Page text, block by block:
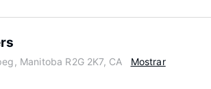
Manitoba R2G 2K7, CA
Mostrar